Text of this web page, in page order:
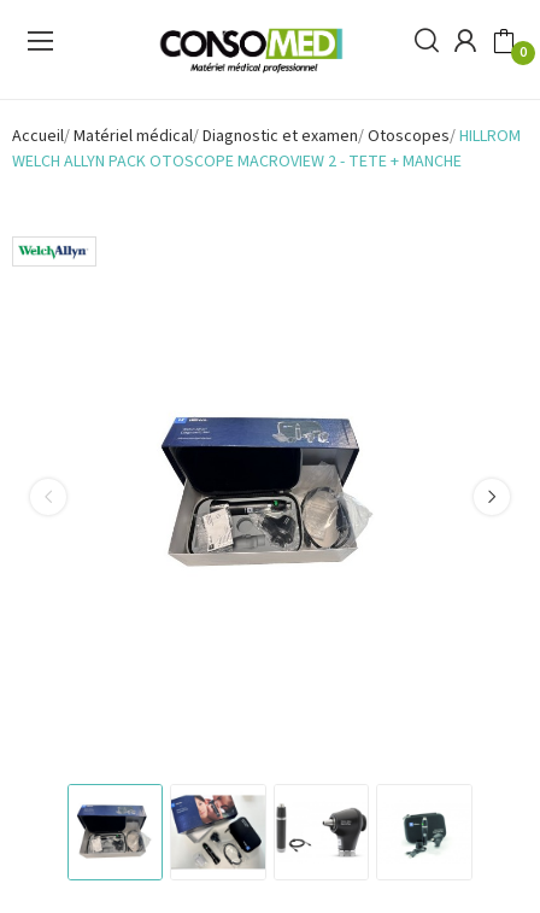
0
Accueil Matériel médical Diagnostic et examen Otoscopes HILLROM
WELCH ALLYN PACK OTOSCOPE MACROVIEW 2 - TETE + MANCHE